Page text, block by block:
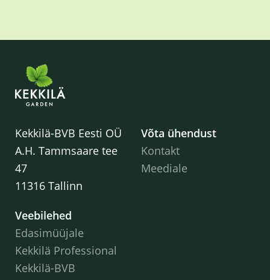
Kekkilä-BVB Eesti OÜ
A.H. Tammsaare tee
47
11316 Tallinn
Võta ühendust
Kontakt
Meediale
Veebilehed
Edasimüüjale
Kekkilä Professional
Kekkilä-BVB